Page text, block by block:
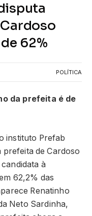
62%
POLÍTICA
da prefeita é de
instituto Prefab
de Cardoso
à
62,2% das
Renatinho
Neto Sardinha,